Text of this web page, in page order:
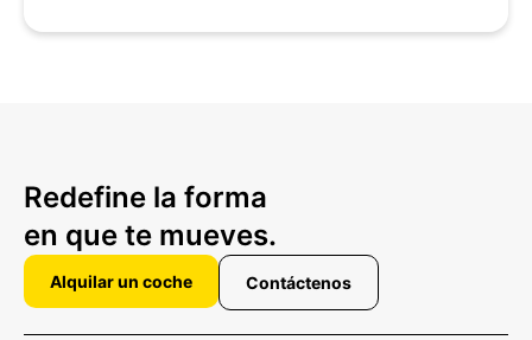
Redefine la forma
en que te mueves.
Alquilar un coche Contáctenos